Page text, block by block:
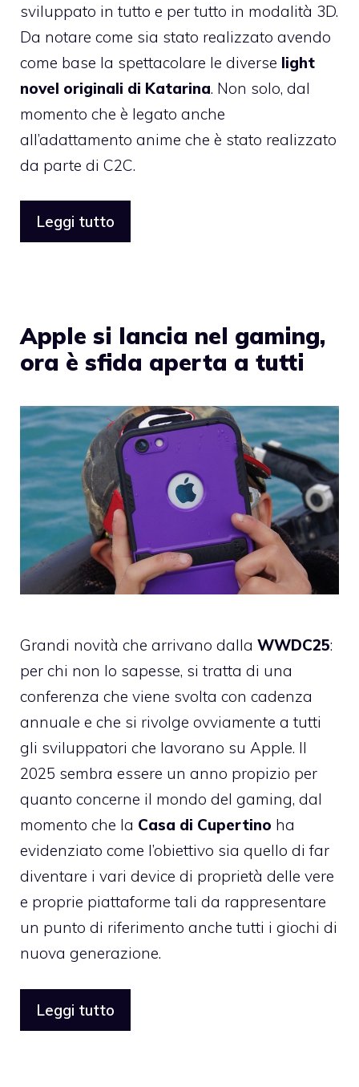
sviluppato in tutto e per tutto in modalità 3D.
Da notare come sia stato realizzato avendo
come base la spettacolare le diverse light
novel originali di Katarina. Non solo, dal
momento che è legato anche
all’adattamento anime che è stato realizzato
da parte di C2C.
Leggi tutto
Apple si lancia nel gaming,
ora è sfida aperta a tutti
Grandi novità che arrivano dalla WWDC25:
per chi non lo sapesse, si tratta di una
conferenza che viene svolta con cadenza
annuale e che si rivolge ovviamente a tutti
gli sviluppatori che lavorano su Apple. Il
2025 sembra essere un anno propizio per
quanto concerne il mondo del gaming, dal
momento che la Casa di Cupertino ha
evidenziato come l’obiettivo sia quello di far
diventare i vari device di proprietà delle vere
e proprie piattaforme tali da rappresentare
un punto di riferimento anche tutti i giochi di
nuova generazione.
Leggi tutto